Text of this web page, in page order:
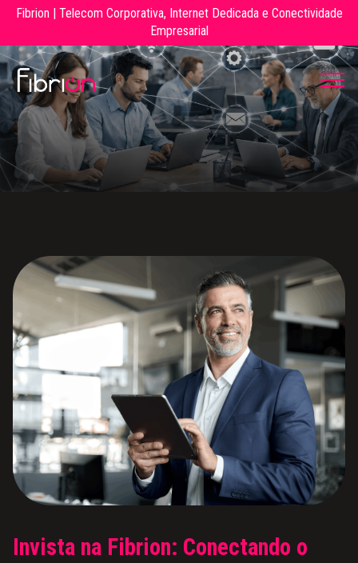
Fibrion | Telecom Corporativa, Internet Dedicada e Conectividade
Empresarial
Invista na Fibrion: Conectando o